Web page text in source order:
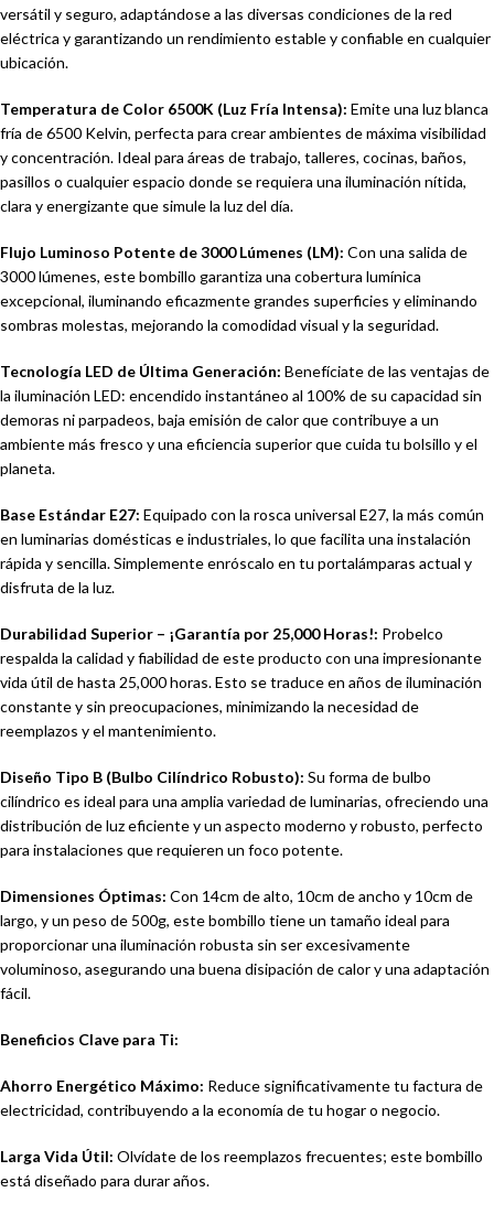
versátil y seguro, adaptándose a las diversas condiciones de la red
eléctrica y garantizando un rendimiento estable y confiable en cualquier
ubicación.
Temperatura de Color 6500K (Luz Fría Intensa): Emite una luz blanca
fría de 6500 Kelvin, perfecta para crear ambientes de máxima visibilidad
y concentración. Ideal para áreas de trabajo, talleres, cocinas, baños,
pasillos o cualquier espacio donde se requiera una iluminación nítida,
clara y energizante que simule la luz del día.
Flujo Luminoso Potente de 3000 Lúmenes (LM): Con una salida de
3000 lúmenes, este bombillo garantiza una cobertura lumínica
excepcional, iluminando eficazmente grandes superficies y eliminando
sombras molestas, mejorando la comodidad visual y la seguridad.
Tecnología LED de Última Generación: Benefíciate de las ventajas de
la iluminación LED: encendido instantáneo al 100% de su capacidad sin
demoras ni parpadeos, baja emisión de calor que contribuye a un
ambiente más fresco y una eficiencia superior que cuida tu bolsillo y el
planeta.
Base Estándar E27: Equipado con la rosca universal E27, la más común
en luminarias domésticas e industriales, lo que facilita una instalación
rápida y sencilla. Simplemente enróscalo en tu portalámparas actual y
disfruta de la luz.
Durabilidad Superior – ¡Garantía por 25,000 Horas!: Probelco
respalda la calidad y fiabilidad de este producto con una impresionante
vida útil de hasta 25,000 horas. Esto se traduce en años de iluminación
constante y sin preocupaciones, minimizando la necesidad de
reemplazos y el mantenimiento.
Diseño Tipo B (Bulbo Cilíndrico Robusto): Su forma de bulbo
cilíndrico es ideal para una amplia variedad de luminarias, ofreciendo una
distribución de luz eficiente y un aspecto moderno y robusto, perfecto
para instalaciones que requieren un foco potente.
Dimensiones Óptimas: Con 14cm de alto, 10cm de ancho y 10cm de
largo, y un peso de 500g, este bombillo tiene un tamaño ideal para
proporcionar una iluminación robusta sin ser excesivamente
voluminoso, asegurando una buena disipación de calor y una adaptación
fácil.
Beneficios Clave para Ti:
Ahorro Energético Máximo: Reduce significativamente tu factura de
electricidad, contribuyendo a la economía de tu hogar o negocio.
Larga Vida Útil: Olvídate de los reemplazos frecuentes; este bombillo
está diseñado para durar años.